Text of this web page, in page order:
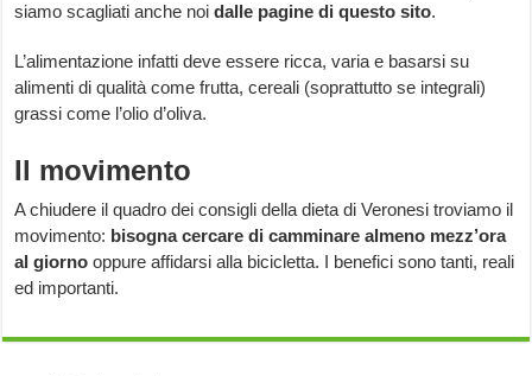
siamo scagliati anche noidalle pagine di questo sito.
L’alimentazione infatti deve essere ricca, varia e basarsi su
alimenti di qualità come frutta, cereali (soprattutto se integrali)
grassi come l’olio d’oliva.
Il movimento
A chiudere il quadro dei consigli della dieta di Veronesi troviamo il
movimento: bisogna cercare di camminare almeno mezz’ora
al giorno oppure affidarsi alla bicicletta. I benefici sono tanti, reali
ed importanti.